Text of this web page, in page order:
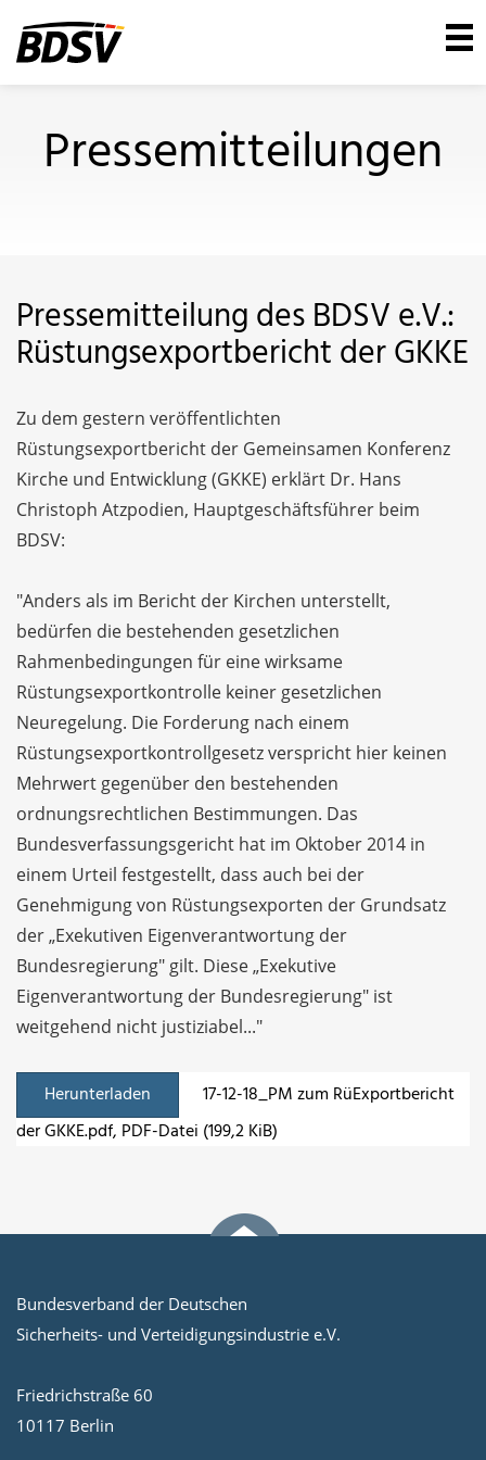
Pressemitteilungen
Pressemitteilung des BDSV e.V.:
Rüstungsexportbericht der GKKE
Zu dem gestern veröffentlichten
Rüstungsexportbericht der Gemeinsamen Konferenz
Kirche und Entwicklung (GKKE) erklärt Dr. Hans
Christoph Atzpodien, Hauptgeschäftsführer beim
BDSV:
"Anders als im Bericht der Kirchen unterstellt,
bedürfen die bestehenden gesetzlichen
Rahmenbedingungen für eine wirksame
Rüstungsexportkontrolle keiner gesetzlichen
Neuregelung. Die Forderung nach einem
Rüstungsexportkontrollgesetz verspricht hier keinen
Mehrwert gegenüber den bestehenden
ordnungsrechtlichen Bestimmungen. Das
Bundesverfassungsgericht hat im Oktober 2014 in
einem Urteil festgestellt, dass auch bei der
Genehmigung von Rüstungsexporten der Grundsatz
der „Exekutiven Eigenverantwortung der
Bundesregierung" gilt. Diese „Exekutive
Eigenverantwortung der Bundesregierung" ist
weitgehend nicht justiziabel..."
Herunterladen
17-12-18_PM zum RüExportbericht
der GKKE.pdf, PDF-Datei (199,2 KiB)
Bundesverband der Deutschen
Sicherheits- und Verteidigungsindustrie e.V.
Friedrichstraße 60
10117 Berlin